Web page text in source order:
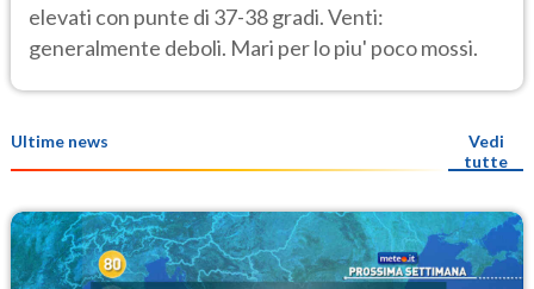
elevati con punte di 37-38 gradi. Venti:
generalmente deboli. Mari per lo piu' poco mossi.
Ultime news
Vedi
tutte